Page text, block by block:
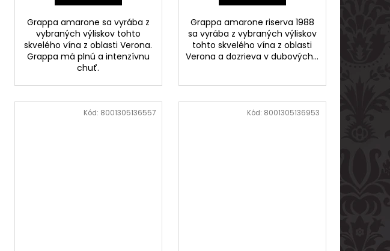
Grappa amarone sa vyrába z
vybraných výliskov tohto
skvelého vína z oblasti Verona.
Grappa má plnú a intenzívnu
chuť.
Grappa amarone riserva 1988
sa vyrába z vybraných výliskov
tohto skvelého vína z oblasti
Verona a dozrieva v dubových...
Kód: 8001305136557 Kód: 8001305136953